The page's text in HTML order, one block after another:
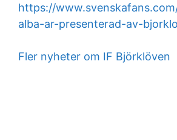
https://
alba-ar-presenterad-av-
Fler nyheter om IF Björklöven